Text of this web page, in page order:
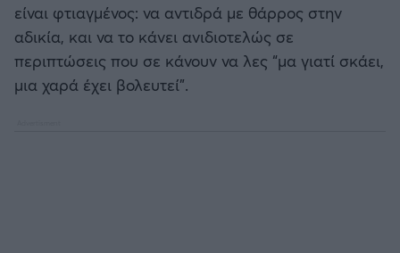
είναι φτιαγμένος: να αντιδρά με θάρρος στην
αδικία, και να το κάνει ανιδιοτελώς σε
περιπτώσεις που σε κάνουν να λες “μα γιατί σκάει,
μια χαρά έχει βολευτεί”.